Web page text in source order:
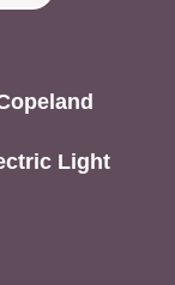
Light